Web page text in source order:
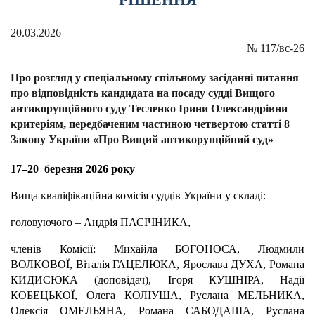
20.03.2026
№ 117/вс-26
Про розгляд у спеціальному спільному засіданні питання
про відповідність кандидата на посаду судді Вищого
антикорупційного суду Тесленко Ірини Олександрівни
критеріям, передбаченим частиною четвертою статті 8
Закону України «Про Вищий антикорупційний суд»
17–20 березня 2026 року
Вища кваліфікаційна комісія суддів України у складі:
головуючого – Андрія ПАСІЧНИКА,
членів Комісії: Михайла БОГОНОСА, Людмили
ВОЛКОВОЇ, Віталія ГАЦЕЛЮКА, Ярослава ДУХА, Романа
КИДИСЮКА (доповідач), Ігоря КУШНІРА, Надії
КОБЕЦЬКОЇ, Олега КОЛІУША, Руслана МЕЛЬНИКА,
Олексія ОМЕЛЬЯНА, Романа САБОДАША, Руслана